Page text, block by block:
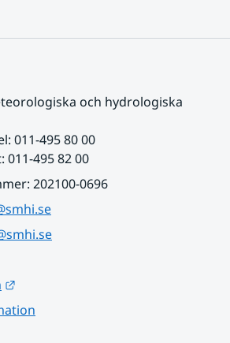
och hydrologiska
011-495 80 00
495 82 00
202100-0696